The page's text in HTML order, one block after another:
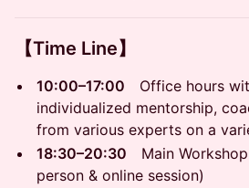
【Time Line】
10:00–17:00 Office hours
individualized mentorship,
from various experts on a
18:30–20:30 Main
person & online session)